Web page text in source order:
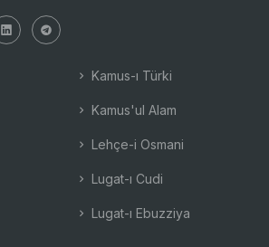
Kamus-ı Türki
Kamus'ul Alam
Lehçe-i Osmani
Lugat-ı Cudi
Lugat-ı Ebuzziya